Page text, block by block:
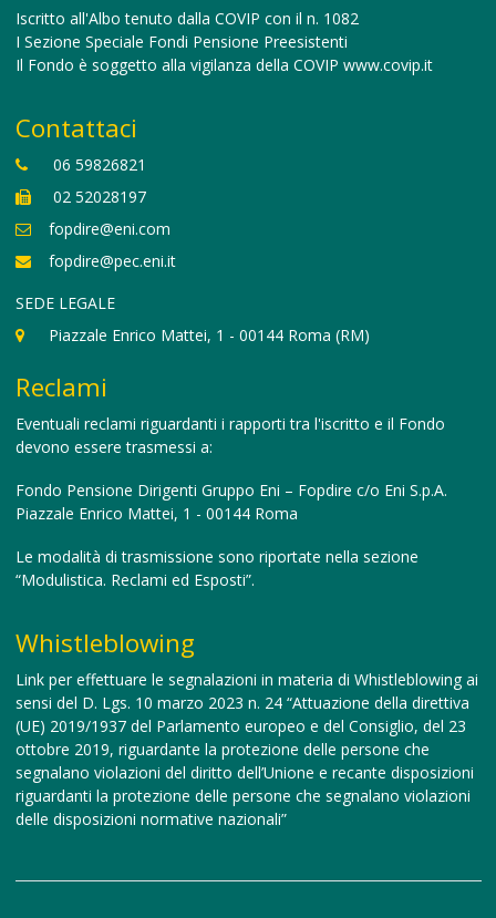
Iscritto all'Albo tenuto dalla COVIP con il n. 1082
I Sezione Speciale Fondi Pensione Preesistenti
Il Fondo è soggetto alla vigilanza della COVIP www.covip.it
Contattaci
06 59826821
02 52028197
fopdire@eni.com
fopdire@pec.eni.it
SEDE LEGALE
Piazzale Enrico Mattei, 1 - 00144 Roma (RM)
Reclami
Eventuali reclami riguardanti i rapporti tra l'iscritto e il Fondo
devono essere trasmessi a:
Fondo Pensione Dirigenti Gruppo Eni – Fopdire c/o Eni S.p.A.
Piazzale Enrico Mattei, 1 - 00144 Roma
Le modalità di trasmissione sono riportate nella sezione
“Modulistica. Reclami ed Esposti”.
Whistleblowing
Link per effettuare le segnalazioni in materia di Whistleblowingai
sensi del D. Lgs. 10 marzo 2023 n. 24 “Attuazione della direttiva
(UE) 2019/1937 del Parlamento europeo e del Consiglio, del 23
ottobre 2019, riguardante la protezione delle persone che
segnalano violazioni del diritto dell’Unione e recante disposizioni
riguardanti la protezione delle persone che segnalano violazioni
delle disposizioni normative nazionali”